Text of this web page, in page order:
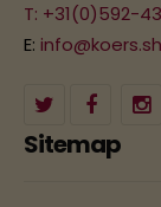
T: +31(0)592-
E:
Sitemap